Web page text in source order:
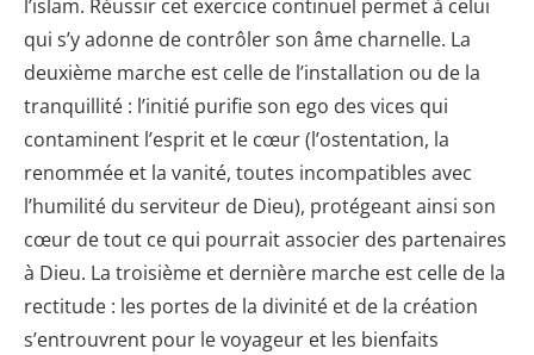
l’islam. Réussir cet exercice continuel permet à celui
qui s’y adonne de contrôler son âme charnelle. La
deuxième marche est celle de l’installation ou de la
tranquillité : l’initié purifie son ego des vices qui
contaminent l’esprit et le cœur (l’ostentation, la
renommée et la vanité, toutes incompatibles avec
l’humilité du serviteur de Dieu), protégeant ainsi son
cœur de tout ce qui pourrait associer des partenaires
à Dieu. La troisième et dernière marche est celle de la
rectitude : les portes de la divinité et de la création
s’entrouvrent pour le voyageur et les bienfaits